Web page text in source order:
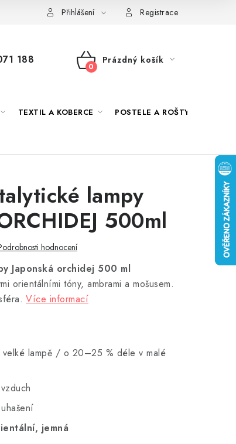
Jak správně vybrat Podmínky ochrany osobních údajů
Přihlášení Registrace
188
NÁKUPNÍ
Prázdný košík
TEXTIL A KOBERCE POSTELE A ROŠTY
lampy
500ml
hodnocení
Japonská orchidej 500 ml
orientálními tóny, ambrami a mošusem.
Více informací
velké lampě / o 20–25 % déle v malé
jemná